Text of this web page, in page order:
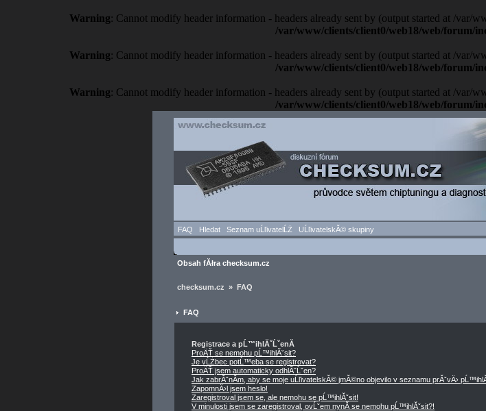
Warning: Cannot modify header information - headers already sent by (output started at /
/var/www/clients/client0/web18/web/forum/
Warning: Cannot modify header information - headers already sent by (output started at /
/var/www/clients/client0/web18/web/forum/
Warning: Cannot modify header information - headers already sent by (output started at /
/var/www/clients/client0/web18/web/forum/
FAQ Hledat Seznam uĹľivatelĹŻ UĹľivatelskĂ© skupiny
Obsah fĂłra checksum.cz
checksum.cz » FAQ
FAQ
Registrace a pĹ™ihlĂˇĹˇenĂ­
ProÄŤ se nemohu pĹ™ihlĂˇsit?
Je vĹŻbec potĹ™eba se registrovat?
ProÄŤ jsem automaticky odhlĂˇĹˇen?
Jak zabrĂˇnĂ­m, aby se moje uĹľivatelskĂ© jmĂ©no objevilo v seznamu prĂˇvÄ›
ZapomnÄ›l jsem heslo!
Zaregistroval jsem se, ale nemohu se pĹ™ihlĂˇsit!
V minulosti jsem se zaregistroval, ovĹˇem nynĂ­ se nemohu pĹ™ihlĂˇsit?!